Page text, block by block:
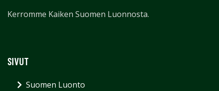
Kerromme Kaiken Suomen Luonnosta.
SIVUT
Suomen Luonto